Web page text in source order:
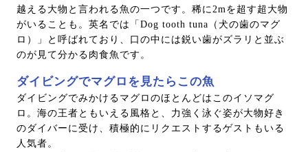
越える大物と言われる魚の一つです。稀に2mを超す超大物
がいることも。英名では「Dog tooth tuna（犬の歯のマグ
ロ）」と呼ばれており、口の中には鋭い歯がズラリと並ぶ
のが見て分かる肉食魚です。
ダイビングでマグロを見たらこの魚
ダイビングでみかけるマグロのほとんどはこのイソマグ
ロ。海の王者ともいえる風格と、力強く泳ぐ姿が大物好き
のダイバーに受け、積極的にリクエストするゲストもいる
人気者。